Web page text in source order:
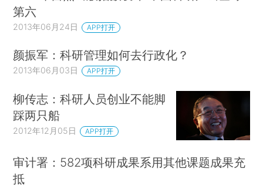
第六
2013年06月24日 APP打开
颜振军：科研管理如何去行政化？
2013年06月03日 APP打开
柳传志：科研人员创业不能脚
踩两只船
2012年12月05日 APP打开
审计署：582项科研成果系用其他课题成果充
抵